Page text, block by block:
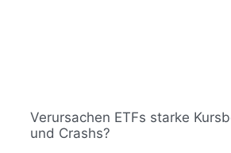
Verursachen ETFs starke
und Crashs?